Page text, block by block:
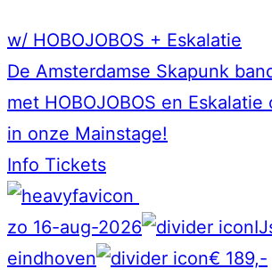
w/ HOBOJOBOS + Eskalatie
De Amsterdamse Skapunk
met HOBOJOBOS en
in onze Mainstage!
Info Tickets
zo 16-aug-2026
eindhoven
€ 189,-